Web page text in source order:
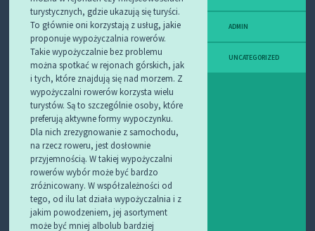
turystycznych, gdzie ukazują się turyści.
To głównie oni korzystają z usług, jakie
proponuje wypożyczalnia rowerów.
Takie wypożyczalnie bez problemu
można spotkać w rejonach górskich, jak
i tych, które znajdują się nad morzem. Z
wypożyczalni rowerów korzysta wielu
turystów. Są to szczególnie osoby, które
preferują aktywne formy wypoczynku.
Dla nich zrezygnowanie z samochodu,
na rzecz roweru, jest dosłownie
przyjemnością. W takiej wypożyczalni
rowerów wybór może być bardzo
zróżnicowany. W współzależności od
tego, od ilu lat działa wypożyczalnia i z
jakim powodzeniem, jej asortyment
może być mniej albolub bardziej
ADMIN
UNCATEGORIZED